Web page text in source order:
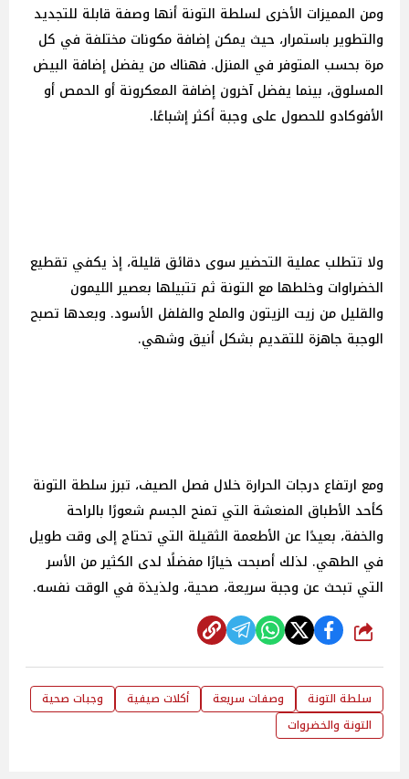
ومن المميزات الأخرى لسلطة التونة أنها وصفة قابلة للتجديد
والتطوير باستمرار، حيث يمكن إضافة مكونات مختلفة في كل
مرة بحسب المتوفر في المنزل. فهناك من يفضل إضافة البيض
المسلوق، بينما يفضل آخرون إضافة المعكرونة أو الحمص أو
الأفوكادو للحصول على وجبة أكثر إشباعًا.
ولا تتطلب عملية التحضير سوى دقائق قليلة، إذ يكفي تقطيع
الخضراوات وخلطها مع التونة ثم تتبيلها بعصير الليمون
والقليل من زيت الزيتون والملح والفلفل الأسود. وبعدها تصبح
الوجبة جاهزة للتقديم بشكل أنيق وشهي.
ومع ارتفاع درجات الحرارة خلال فصل الصيف، تبرز سلطة التونة
كأحد الأطباق المنعشة التي تمنح الجسم شعورًا بالراحة
والخفة، بعيدًا عن الأطعمة الثقيلة التي تحتاج إلى وقت طويل
في الطهي. لذلك أصبحت خيارًا مفضلًا لدى الكثير من الأسر
التي تبحث عن وجبة سريعة، صحية، ولذيذة في الوقت نفسه.
شارك
سلطة التونة وصفات سريعة أكلات صيفية
وجبات صحية
التونة والخضروات